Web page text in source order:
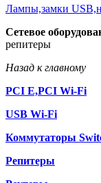
Лампы,замки
Сетевое
репитеры
Назад к главному
PCI E,PCI Wi-Fi
USB Wi-Fi
Коммутаторы
Репитеры